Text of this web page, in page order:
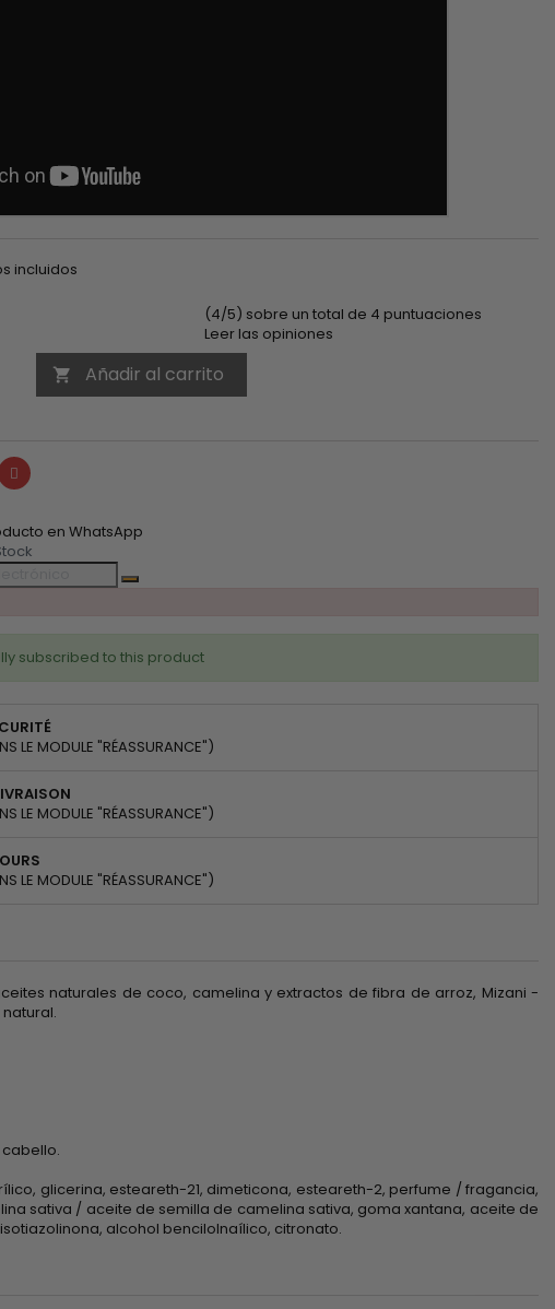
incluidos
(4/5) sobre un total de 4 puntuaciones
Leer las opiniones
 Añadir al carrito
Pinterest
en WhatsApp
subscribed to this product
LE MODULE "RÉASSURANCE")
LE MODULE "RÉASSURANCE")
LE MODULE "RÉASSURANCE")
naturales de coco, camelina y extractos de fibra de arroz, Mizani -
glicerina, esteareth-21, dimeticona, esteareth-2, perfume / fragancia,
sativa / aceite de semilla de camelina sativa, goma xantana, aceite de
alcohol bencilolnaílico, citronato.